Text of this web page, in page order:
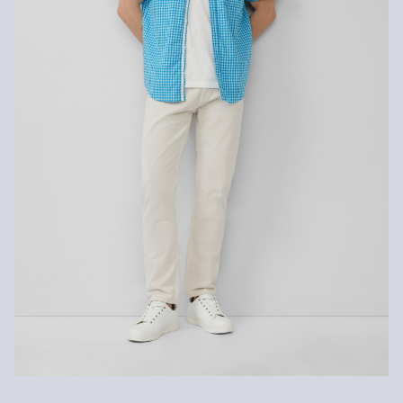
Vlakna s certifikatom održivosti
U području vlakana iz certificiranog održivog uzgoja zalažemo se
za prirodna vlakna iz obnovljivih izvora. Naše sirovine uzgajaju se
Podržavamo Better Cotton: Kad se odlučite za naše pamučne
istovremeno štitite i oporavljate okoliš. Better Cotton pruža podršku
poljoprivrednim zajednicama u društvenom, ekološkom i
ekonomskom pogledu tako što ih osposobljava za održivije metode
uzgoja. Ovaj proizvod proizvodi se preko sustava masene bilance i
stoga možda ne sadrži Better Cotton.Više informacija o tome
soliver-group.com